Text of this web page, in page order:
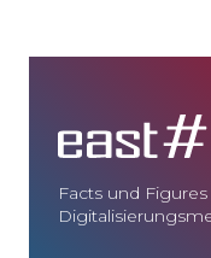
Facts und